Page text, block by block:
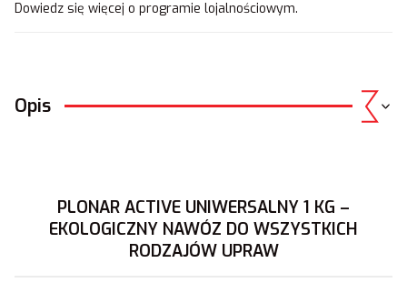
Dowiedz się więcej o programie lojalnościowym.
Opis
PLONAR ACTIVE UNIWERSALNY 1 KG –
EKOLOGICZNY NAWÓZ DO WSZYSTKICH
RODZAJÓW UPRAW